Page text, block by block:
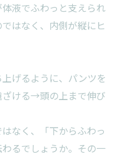
液でふわっと支えられ
はなく、内側が縦にヒ
げるように、パンツを
ける→頭の上まで伸び
なく、「下からふわっ
るでしょうか。その一